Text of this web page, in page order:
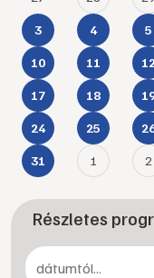
3 4 5
10 11
17 18
24 25
31 1 2
Részletes